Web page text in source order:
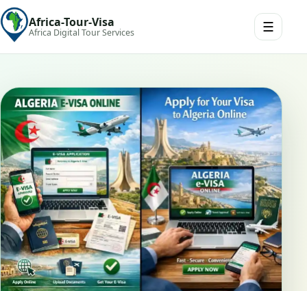
Africa-Tour-Visa
Africa Digital Tour Services ☰